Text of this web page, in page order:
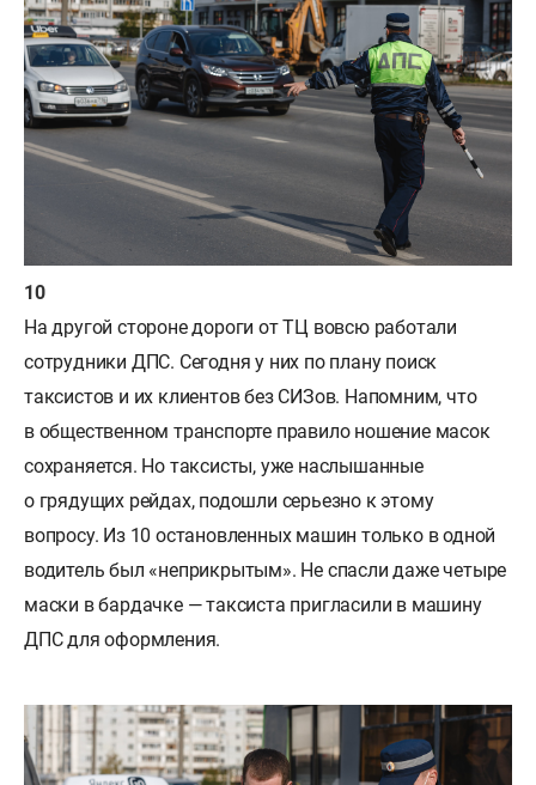
На другой стороне дороги от ТЦ вовсю работали
сотрудники ДПС. Сегодня у них по плану поиск
таксистов и их клиентов без СИЗов. Напомним, что
в общественном транспорте правило ношение масок
сохраняется. Но таксисты, уже наслышанные
о грядущих рейдах, подошли серьезно к этому
вопросу. Из 10 остановленных машин только в одной
водитель был «неприкрытым». Не спасли даже четыре
маски в бардачке — таксиста пригласили в машину
ДПС для оформления.